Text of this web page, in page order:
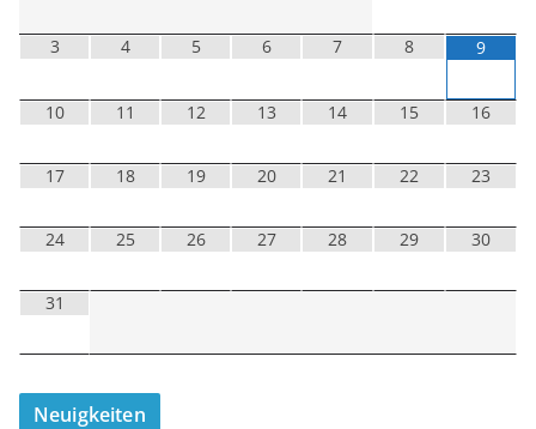
3 4 5 6 7 8 9
10 11 12 13 14 15 16
17 18 19 20 21 22 23
24 25 26 27 28 29 30
31
Neuigkeiten